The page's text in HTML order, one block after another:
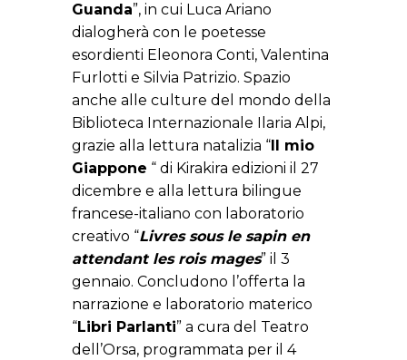
Guanda”, in cui Luca Ariano
dialogherà con le poetesse
esordienti Eleonora Conti, Valentina
Furlotti e Silvia Patrizio. Spazio
anche alle culture del mondo della
Biblioteca Internazionale Ilaria Alpi,
grazie alla lettura natalizia “Il mio
Giappone “ di Kirakira edizioni il 27
dicembre e alla lettura bilingue
francese-italiano con laboratorio
creativo “Livres sous le sapin en
attendant les rois mages” il 3
gennaio. Concludono l’offerta la
narrazione e laboratorio materico
“Libri Parlanti” a cura del Teatro
dell’Orsa, programmata per il 4